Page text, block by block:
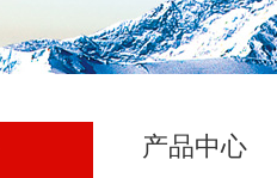
产品中心